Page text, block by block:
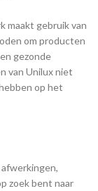
maakt gebruik van
om producten
gezonde
van Unilux niet
op het
zoek bent naar